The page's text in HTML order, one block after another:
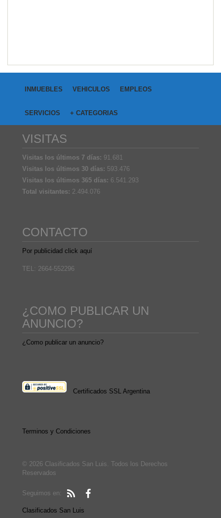
INMUEBLES VEHICULOS EMPLEOS
SERVICIOS + CATEGORIAS
VISITAS
Visitas los últimos 7 días: 91.681
Visitas los últimos 30 días: 593.476
Visitas los últimos 365 días: 6.541.293
Total visitantes: 2.494.076
CONTACTO
Por publicidad click aquí
TEL: 2664-552296
¿COMO PUBLICAR UN
ANUNCIO?
¿Como publicar un anuncio?
Certificados SSL Argentina
Terminos y Condiciones
© 2026 Clasificados San Luis. Todos los Derechos
Reservados
Seguimos en:
Clasificados San Luis